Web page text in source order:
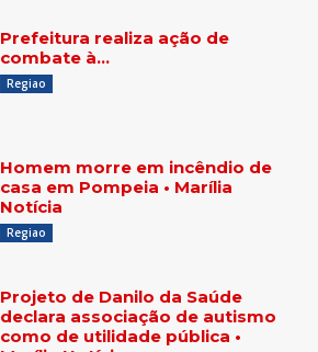
Prefeitura realiza ação de
combate à…
Regiao
Homem morre em incêndio de
casa em Pompeia • Marília
Notícia
Regiao
Projeto de Danilo da Saúde
declara associação de autismo
como de utilidade pública •